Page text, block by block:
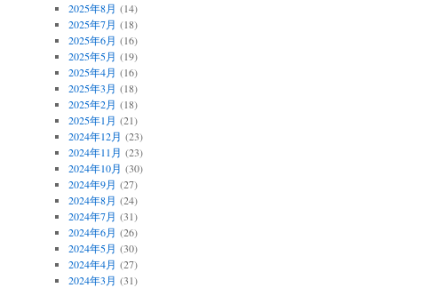
2025年8月 (14)
2025年7月 (18)
2025年6月 (16)
2025年5月 (19)
2025年4月 (16)
2025年3月 (18)
2025年2月 (18)
2025年1月 (21)
2024年12月 (23)
2024年11月 (23)
2024年10月 (30)
2024年9月 (27)
2024年8月 (24)
2024年7月 (31)
2024年6月 (26)
2024年5月 (30)
2024年4月 (27)
2024年3月 (31)